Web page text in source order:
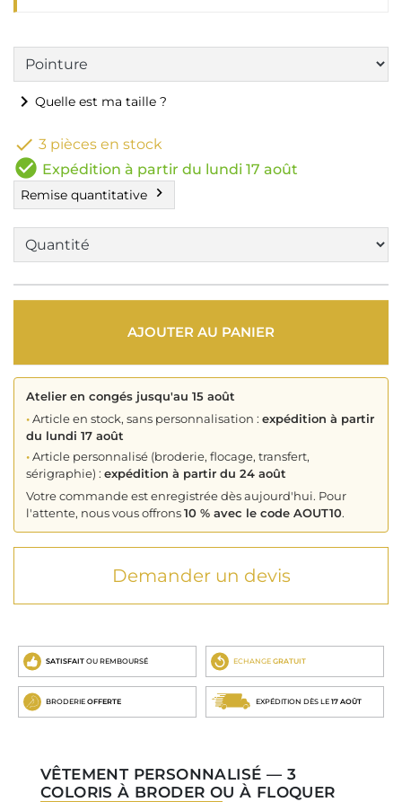
chevron_right Quelle est ma taille ?
 3 pièces en stock
check_circle Expédition à partir du lundi 17 août
Remise quantitative chevron_right
AJOUTER AU PANIER
Atelier en congés jusqu'au 15 août
•Article en stock, sans personnalisation : expédition à partir
du lundi 17 août
•Article personnalisé (broderie, flocage, transfert,
sérigraphie) : expédition à partir du 24 août
Votre commande est enregistrée dès aujourd'hui. Pour
l'attente, nous vous offrons10 % avec le code AOUT10.
Demander un devis
SATISFAIT OU REMBOURSÉ ECHANGE GRATUIT
BRODERIE OFFERTE EXPÉDITION DÈS LE 17 AOÛT
VÊTEMENT PERSONNALISÉ — 3
COLORIS À BRODER OU À FLOQUER